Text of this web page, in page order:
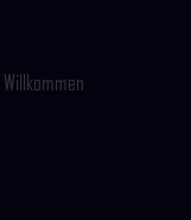
Willkommen